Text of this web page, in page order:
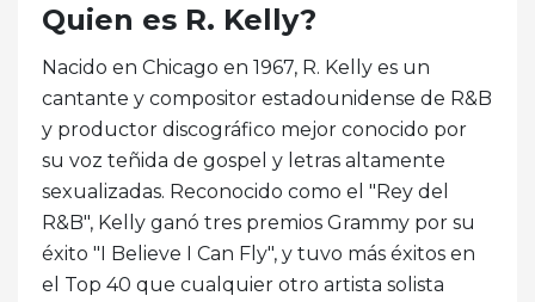
Quien es R. Kelly?
Nacido en Chicago en 1967, R. Kelly es un
cantante y compositor estadounidense de R&B
y productor discográfico mejor conocido por
su voz teñida de gospel y letras altamente
sexualizadas. Reconocido como el "Rey del
R&B", Kelly ganó tres premios Grammy por su
éxito "I Believe I Can Fly", y tuvo más éxitos en
el Top 40 que cualquier otro artista solista